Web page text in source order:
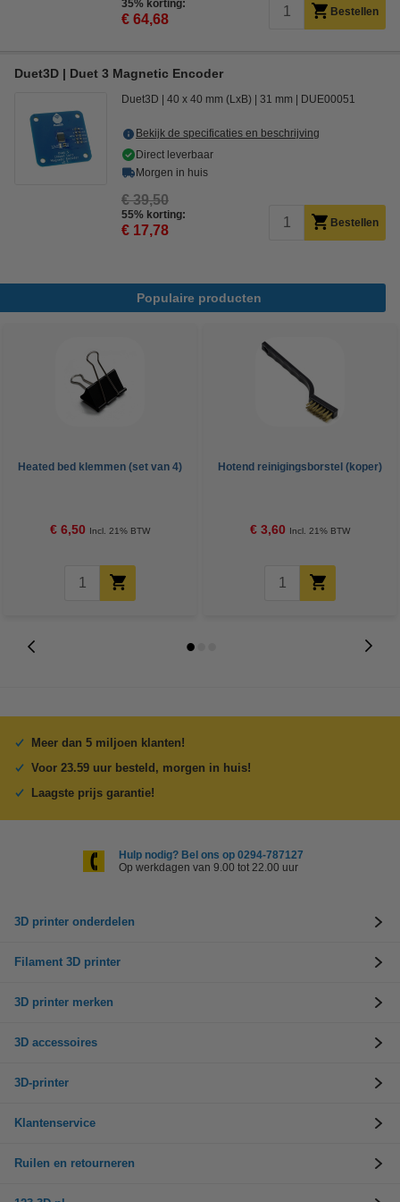
35% korting:
€ 64,68 Bestellen
Duet3D | Duet 3 Magnetic Encoder
Duet3D 40 x 40 mm (LxB) 31 mm DUE00051
Bekijk de specificaties en beschrijving
Direct leverbaar
Morgen in huis
€ 39,50
55% korting:
€ 17,78 Bestellen
Populaire producten
Heated bed klemmen (set van 4)
€ 6,50 Incl. 21% BTW
Hotend reinigingsborstel (koper)
€ 3,60 Incl. 21% BTW
Meer dan 5 miljoen klanten!
Voor 23.59 uur besteld, morgen in huis!
Laagste prijs garantie!
Hulp nodig? Bel ons op 0294-787127
Op werkdagen van 9.00 tot 22.00 uur
3D printer onderdelen
Filament 3D printer
3D printer merken
3D accessoires
3D-printer
Klantenservice
Ruilen en retourneren